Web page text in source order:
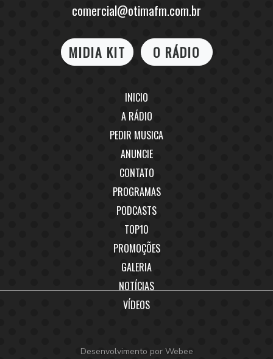
comercial@otimafm.com.br
MIDIA KIT O RÁDIO
INICIO
A RÁDIO
PEDIR MUSICA
ANUNCIE
CONTATO
PROGRAMAS
PODCASTS
TOP10
PROMOÇÕES
GALERIA
NOTÍCIAS
VÍDEOS
Desenvolvimento por Webee